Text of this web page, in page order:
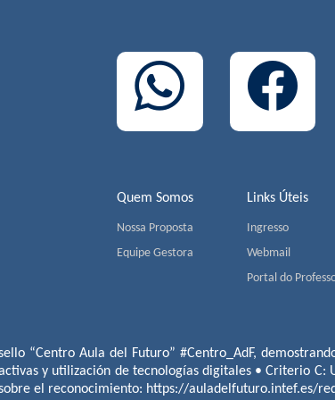
Quem Somos
Nossa Proposta
Equipe Gestora
Links Úteis
Ingresso
Webmail
Portal do
“Centro Aula del Futuro” #Centro_AdF,
y utilización de tecnologías digitales • Criterio
el reconocimiento: https://auladelfuturo.intef.es/